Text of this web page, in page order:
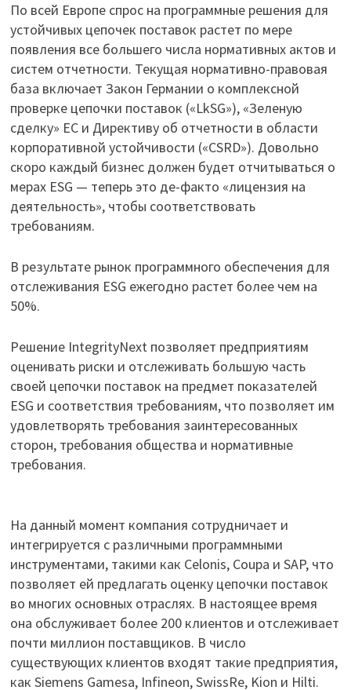
По всей Европе спрос на программные решения для
устойчивых цепочек поставок растет по мере
появления все большего числа нормативных актов и
систем отчетности. Текущая нормативно-правовая
база включает Закон Германии о комплексной
проверке цепочки поставок («LkSG»), «Зеленую
сделку» ЕС и Директиву об отчетности в области
корпоративной устойчивости («CSRD»). Довольно
скоро каждый бизнес должен будет отчитываться о
мерах ESG — теперь это де-факто «лицензия на
деятельность», чтобы соответствовать
требованиям.
В результате рынок программного обеспечения для
отслеживания ESG ежегодно растет более чем на
50%.
Решение IntegrityNext позволяет предприятиям
оценивать риски и отслеживать большую часть
своей цепочки поставок на предмет показателей
ESG и соответствия требованиям, что позволяет им
удовлетворять требования заинтересованных
сторон, требования общества и нормативные
требования.
На данный момент компания сотрудничает и
интегрируется с различными программными
инструментами, такими как Celonis, Coupa и SAP, что
позволяет ей предлагать оценку цепочки поставок
во многих основных отраслях. В настоящее время
она обслуживает более 200 клиентов и отслеживает
почти миллион поставщиков. В число
существующих клиентов входят такие предприятия,
как Siemens Gamesa, Infineon, SwissRe, Kion и Hilti.